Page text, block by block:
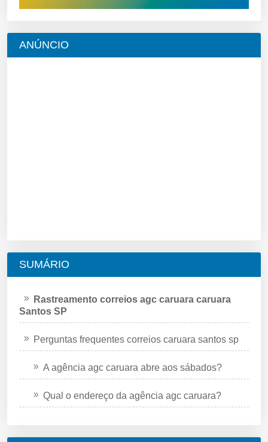
ANÚNCIO
SUMÁRIO
Rastreamento correios agc caruara caruara
Santos SP
Perguntas frequentes correios caruara santos sp
A agência agc caruara abre aos sábados?
Qual o endereço da agência agc caruara?